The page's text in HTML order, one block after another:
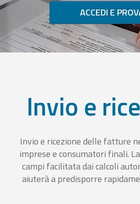
ACCEDI E
Invio e
Invio e ricezione delle fatture
imprese e consumatori finali.
campi facilitata dai calcoli
aiuterà a predisporre